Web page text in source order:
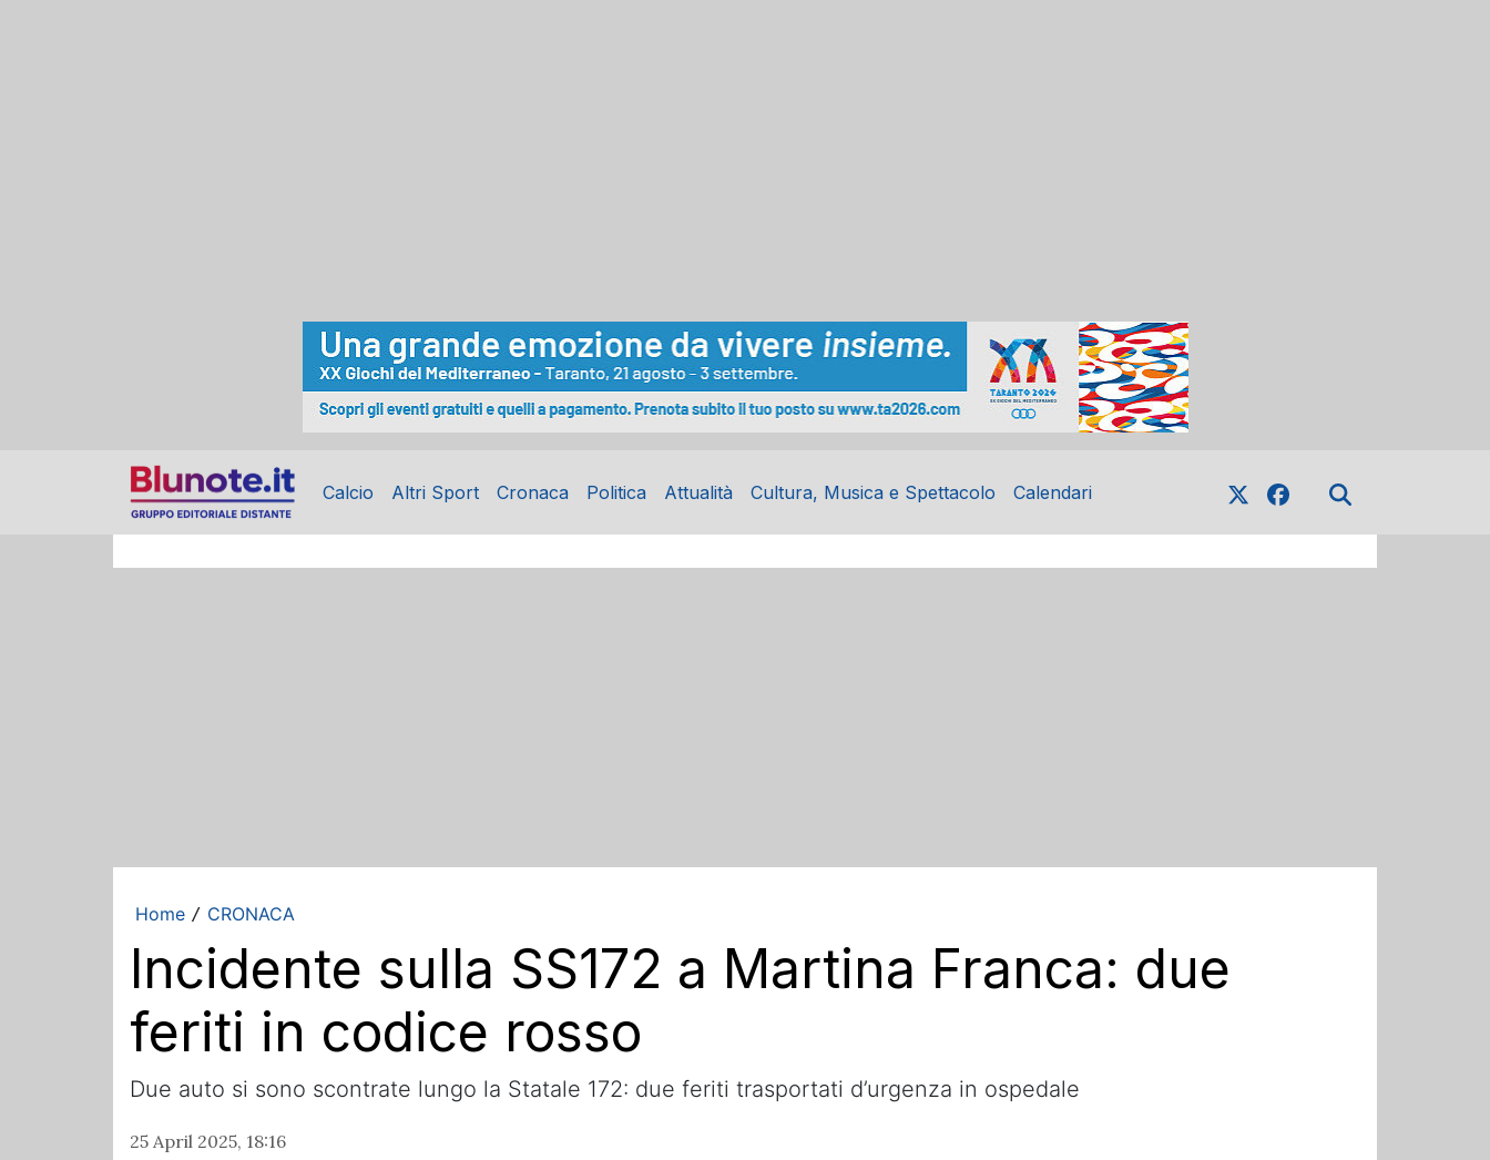
Calcio Altri Sport Cronaca Politica Attualità Cultura, Musica e Spettacolo Calendari
Home / CRONACA
Incidente sulla SS172 a Martina Franca: due
feriti in codice rosso
Due auto si sono scontrate lungo la Statale 172: due feriti trasportati d’urgenza in ospedale
25 April 2025, 18:16